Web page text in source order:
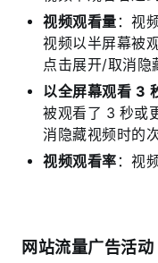
视频观看量：视
视频以半屏幕被
点击展开/取消隐
以全屏幕观看 3
被观看了 3 秒或
消隐藏视频时的次
视频观看率：视
网站流量广告活动